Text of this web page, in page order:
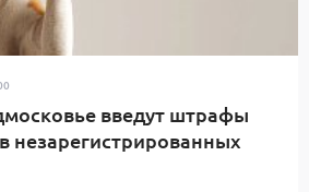
введут штрафы
незарегистрированных